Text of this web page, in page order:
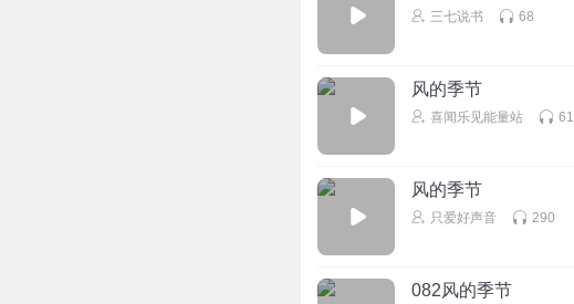
三七说书 68
风的季节
喜闻乐见能量站 61
风的季节
只爱好声音 290
082风的季节